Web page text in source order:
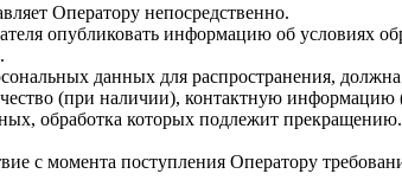
Оператору непосредственно.
опубликовать информацию об условиях
данных для распространения,
(при наличии), контактную информацию
обработка которых подлежит
с момента поступления Оператору